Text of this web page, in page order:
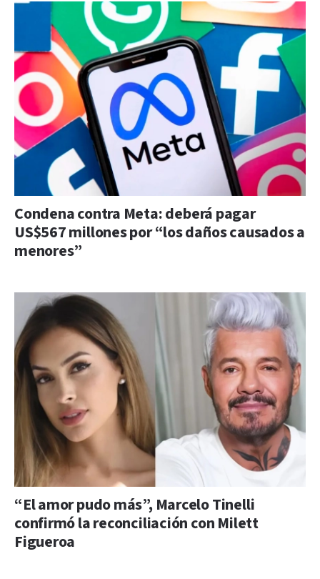
Condena contra Meta: deberá pagar
US$567 millones por “los daños causados a
menores”
“El amor pudo más”, Marcelo Tinelli
confirmó la reconciliación con Milett
Figueroa